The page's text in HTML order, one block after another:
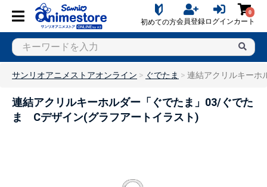
初めての方会員登録ログイン
0
カート
サンリオアニメストアオンライン ぐでたま 連結アクリルキー
連結アクリルキーホルダー「ぐでたま」03/ぐでた
ま Cデザイン(グラフアートイラスト)